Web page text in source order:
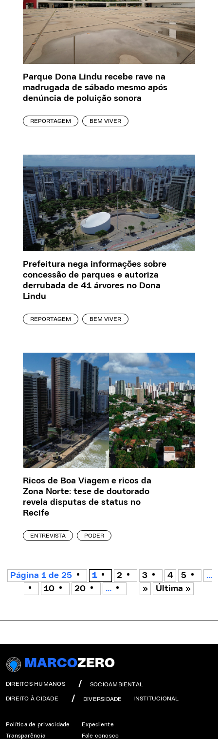
Parque Dona Lindu recebe rave na
madrugada de sábado mesmo após
denúncia de poluição sonora
REPORTAGEM BEM VIVER
Prefeitura nega informações sobre
concessão de parques e autoriza
derrubada de 41 árvores no Dona
Lindu
REPORTAGEM BEM VIVER
Ricos de Boa Viagem e ricos da
Zona Norte: tese de doutorado
revela disputas de status no
Recife
ENTREVISTA PODER
Página 1 de 25 1 2 3 4 5
...
10
20 ... » Última »
MARCOZERO
DIREITOS HUMANOS SOCIOAMBIENTAL
DIREITO À CIDADE DIVERSIDADE INSTITUCIONAL
Política de privacidade
Transparência
Expediente
Fale conosco